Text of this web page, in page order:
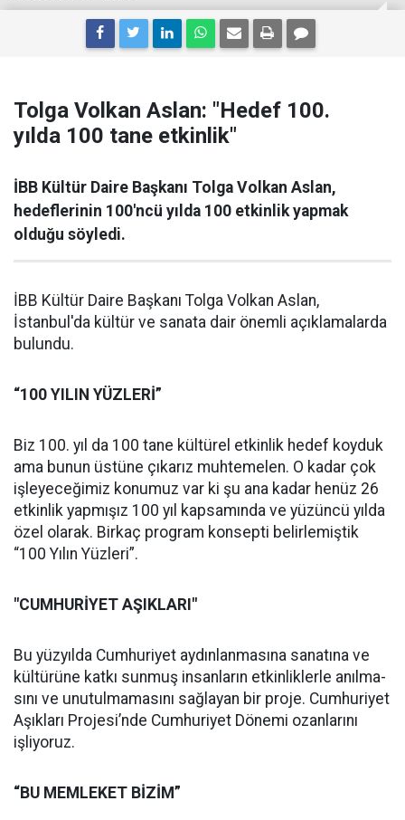
Tolga Volkan Aslan: "Hedef 100.
yılda 100 tane etkinlik"
İBB Kültür Daire Başkanı Tolga Volkan Aslan,
hedeflerinin 100'ncü yılda 100 etkinlik yapmak
olduğu söyledi.
İBB Kültür Daire Başkanı Tolga Volkan Aslan,
İstanbul'da kültür ve sanata dair önemli açıklamalarda
bulundu.
“100 YI­LIN YÜZLERİ”
Biz 100. yıl da 100 tane kültü­rel etkinlik hedef koyduk
ama bunun üstüne çıkarız muhte­melen. O kadar çok
işleyeceği­miz konumuz var ki şu ana kadar henüz 26
etkinlik yapmışız 100 yıl kapsamında ve yüzüncü yıl­da
özel olarak. Birkaç program konsepti belirlemiştik
“100 Yı­lın Yüzleri”.
"CUMHURİYET AŞIK­LARI"
Bu yüzyılda Cum­huriyet aydınlanmasına sana­tına ve
kültürüne katkı sunmuş insanların etkinliklerle anılma­
sını ve unutulmamasını sağla­yan bir proje. Cumhuriyet
Aşık­ları Projesi’nde Cumhuriyet Dö­nemi ozanlarını
işliyoruz.
“BU MEMLEKET BİZİM”